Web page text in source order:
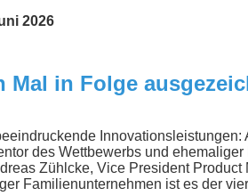
2026
Mal in Folge
des Wettbewerbs und
Zühlcke, Vice President
Familienunternehmen ist es der